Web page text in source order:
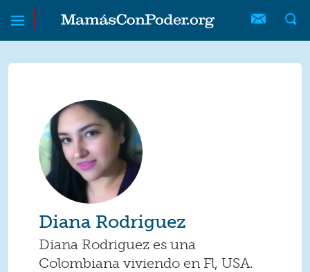
Skip to main content
Skip to main content
MamásConPoder
Diana Rodriguez
Diana Rodriguez es una
Colombiana viviendo en Fl, USA.